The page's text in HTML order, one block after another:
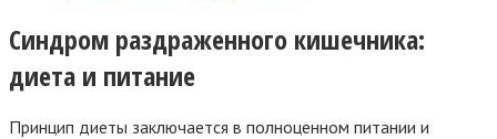
Синдром раздраженного кишечника:
диета и питание
Принцип диеты заключается в полноценном питании и